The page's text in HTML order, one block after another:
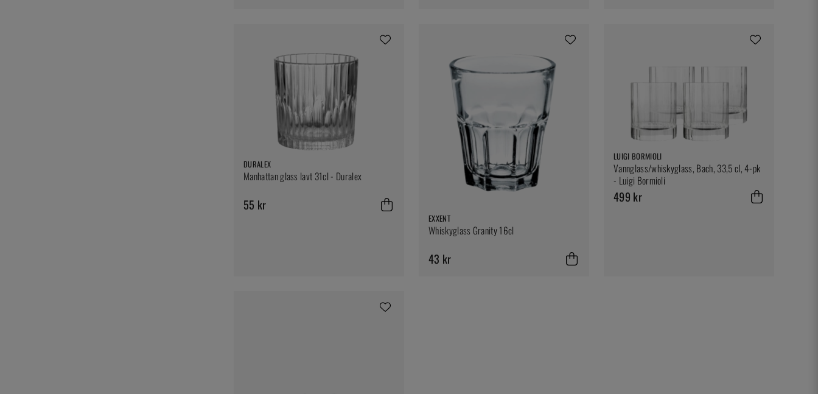
DURALEX
Manhattan glass lavt 31cl - Duralex
55 kr
EXXENT
Whiskyglass Granity 16cl
43 kr
LUIGI BORMIOLI
Vannglass/whiskyglass, Bach, 33,5 cl, 4-pk
- Luigi Bormioli
499 kr